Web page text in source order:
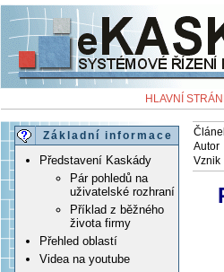
HLAVNÍ
Základní informace
Představení Kaskády
Pár pohledů na
uživatelské rozhraní
Příklad z běžného
života firmy
Přehled oblastí
Videa na youtube
Autor
Vznik